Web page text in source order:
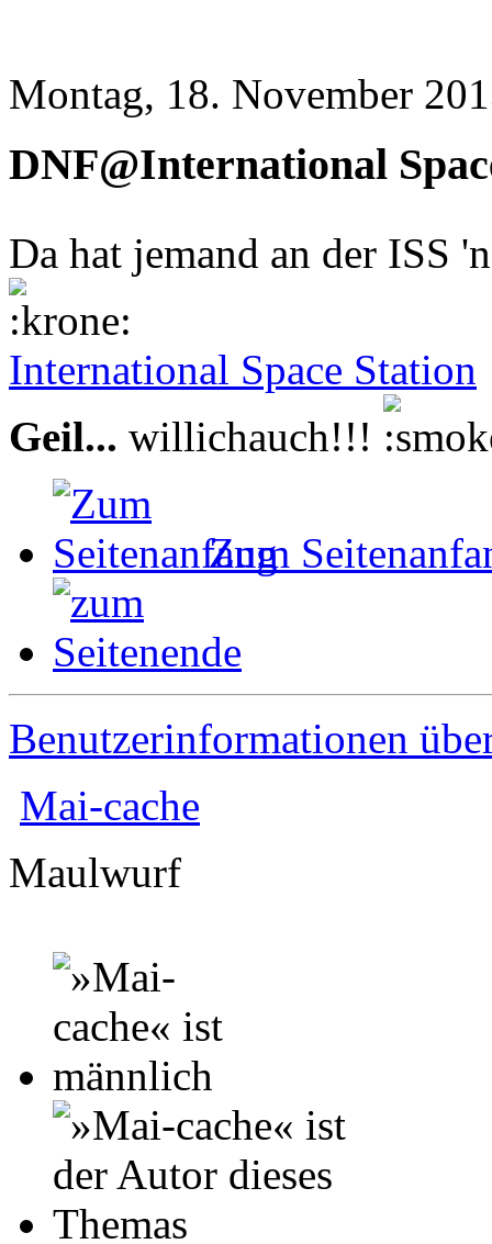
Montag, 18. November
DNF@International
Da hat jemand an der ISS
International Space Station
Geil... willichauch!!!
Zum
Benutzerinformationen
Mai-cache
Maulwurf